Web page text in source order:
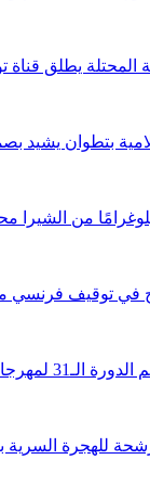
المحتلة يطلق قناة
بتطوان يشيد
في توقيف فرنسي
للهجرة السرية